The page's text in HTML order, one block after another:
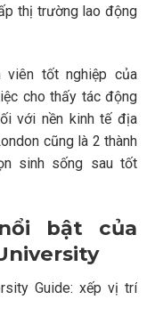
thị trường lao động
viên tốt nghiệp của
cho thấy tác động
với nền kinh tế địa
cũng là 2 thành
sinh sống sau tốt
bật của
Guide: xếp vị trí